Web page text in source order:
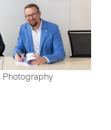
Photography